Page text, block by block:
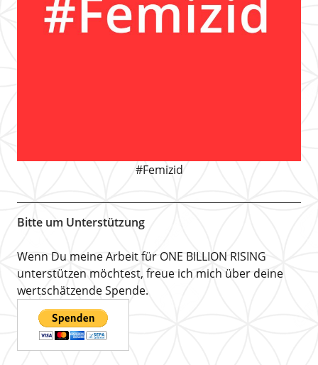
#Femizid
Bitte um Unterstützung
Wenn Du meine Arbeit für ONE BILLION RISING
unterstützen möchtest, freue ich mich über deine
wertschätzende Spende.